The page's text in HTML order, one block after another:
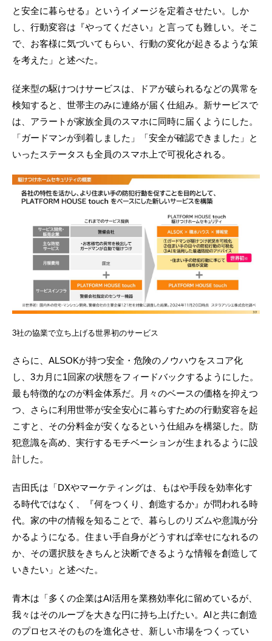
と安全に暮らせる』というイメージを定着させたい。しか
し、行動変容は『やってください』と言っても難しい。そこ
で、お客様に気づいてもらい、行動の変化が起きるような策
を考えた」と述べた。
従来型の駆けつけサービスは、ドアが破られるなどの異常を
検知すると、世帯主のみに連絡が届く仕組み。新サービスで
は、アラートが家族全員のスマホに同時に届くようにした。
「ガードマンが到着しました」「安全が確認できました」と
いったステータスも全員のスマホ上で可視化される。
3社の協業で立ち上げる世界初のサービス
さらに、ALSOKが持つ安全・危険のノウハウをスコア化
し、3カ月に1回家の状態をフィードバックするようにした。
最も特徴的なのが料金体系だ。月々のベースの価格を抑えつ
つ、さらに利用世帯が安全安心に暮らすための行動変容を起
こすと、その分料金が安くなるという仕組みを構築した。防
犯意識を高め、実行するモチベーションが生まれるように設
計した。
吉田氏は「DXやマーケティングは、もはや手段を効率化す
る時代ではなく、『何をつくり、創造するか』が問われる時
代。家の中の情報を知ることで、暮らしのリズムや意識が分
かるようになる。住まい手自身がどうすれば幸せになれるの
か、その選択肢をきちんと決断できるような情報を創造して
いきたい」と述べた。
青木は「多くの企業はAI活用を業務効率化に留めているが、
我々はそのループを大きな円に持ち上げたい。AIと共に創造
のプロセスそのものを進化させ、新しい市場をつくってい